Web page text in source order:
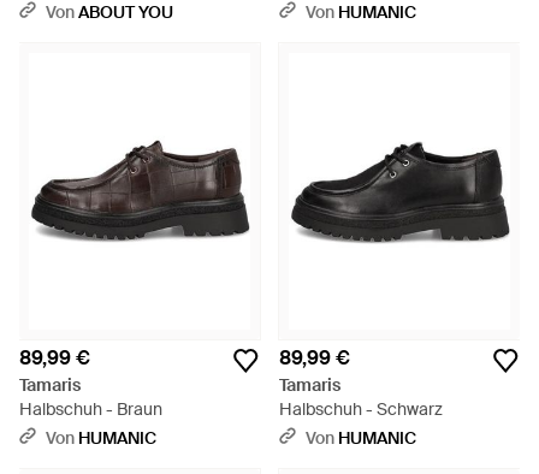
VonABOUT YOU
Von HUMANIC
89,99 €
Tamaris
Halbschuh - Braun
Von HUMANIC
89,99 €
Tamaris
Halbschuh - Schwarz
Von HUMANIC